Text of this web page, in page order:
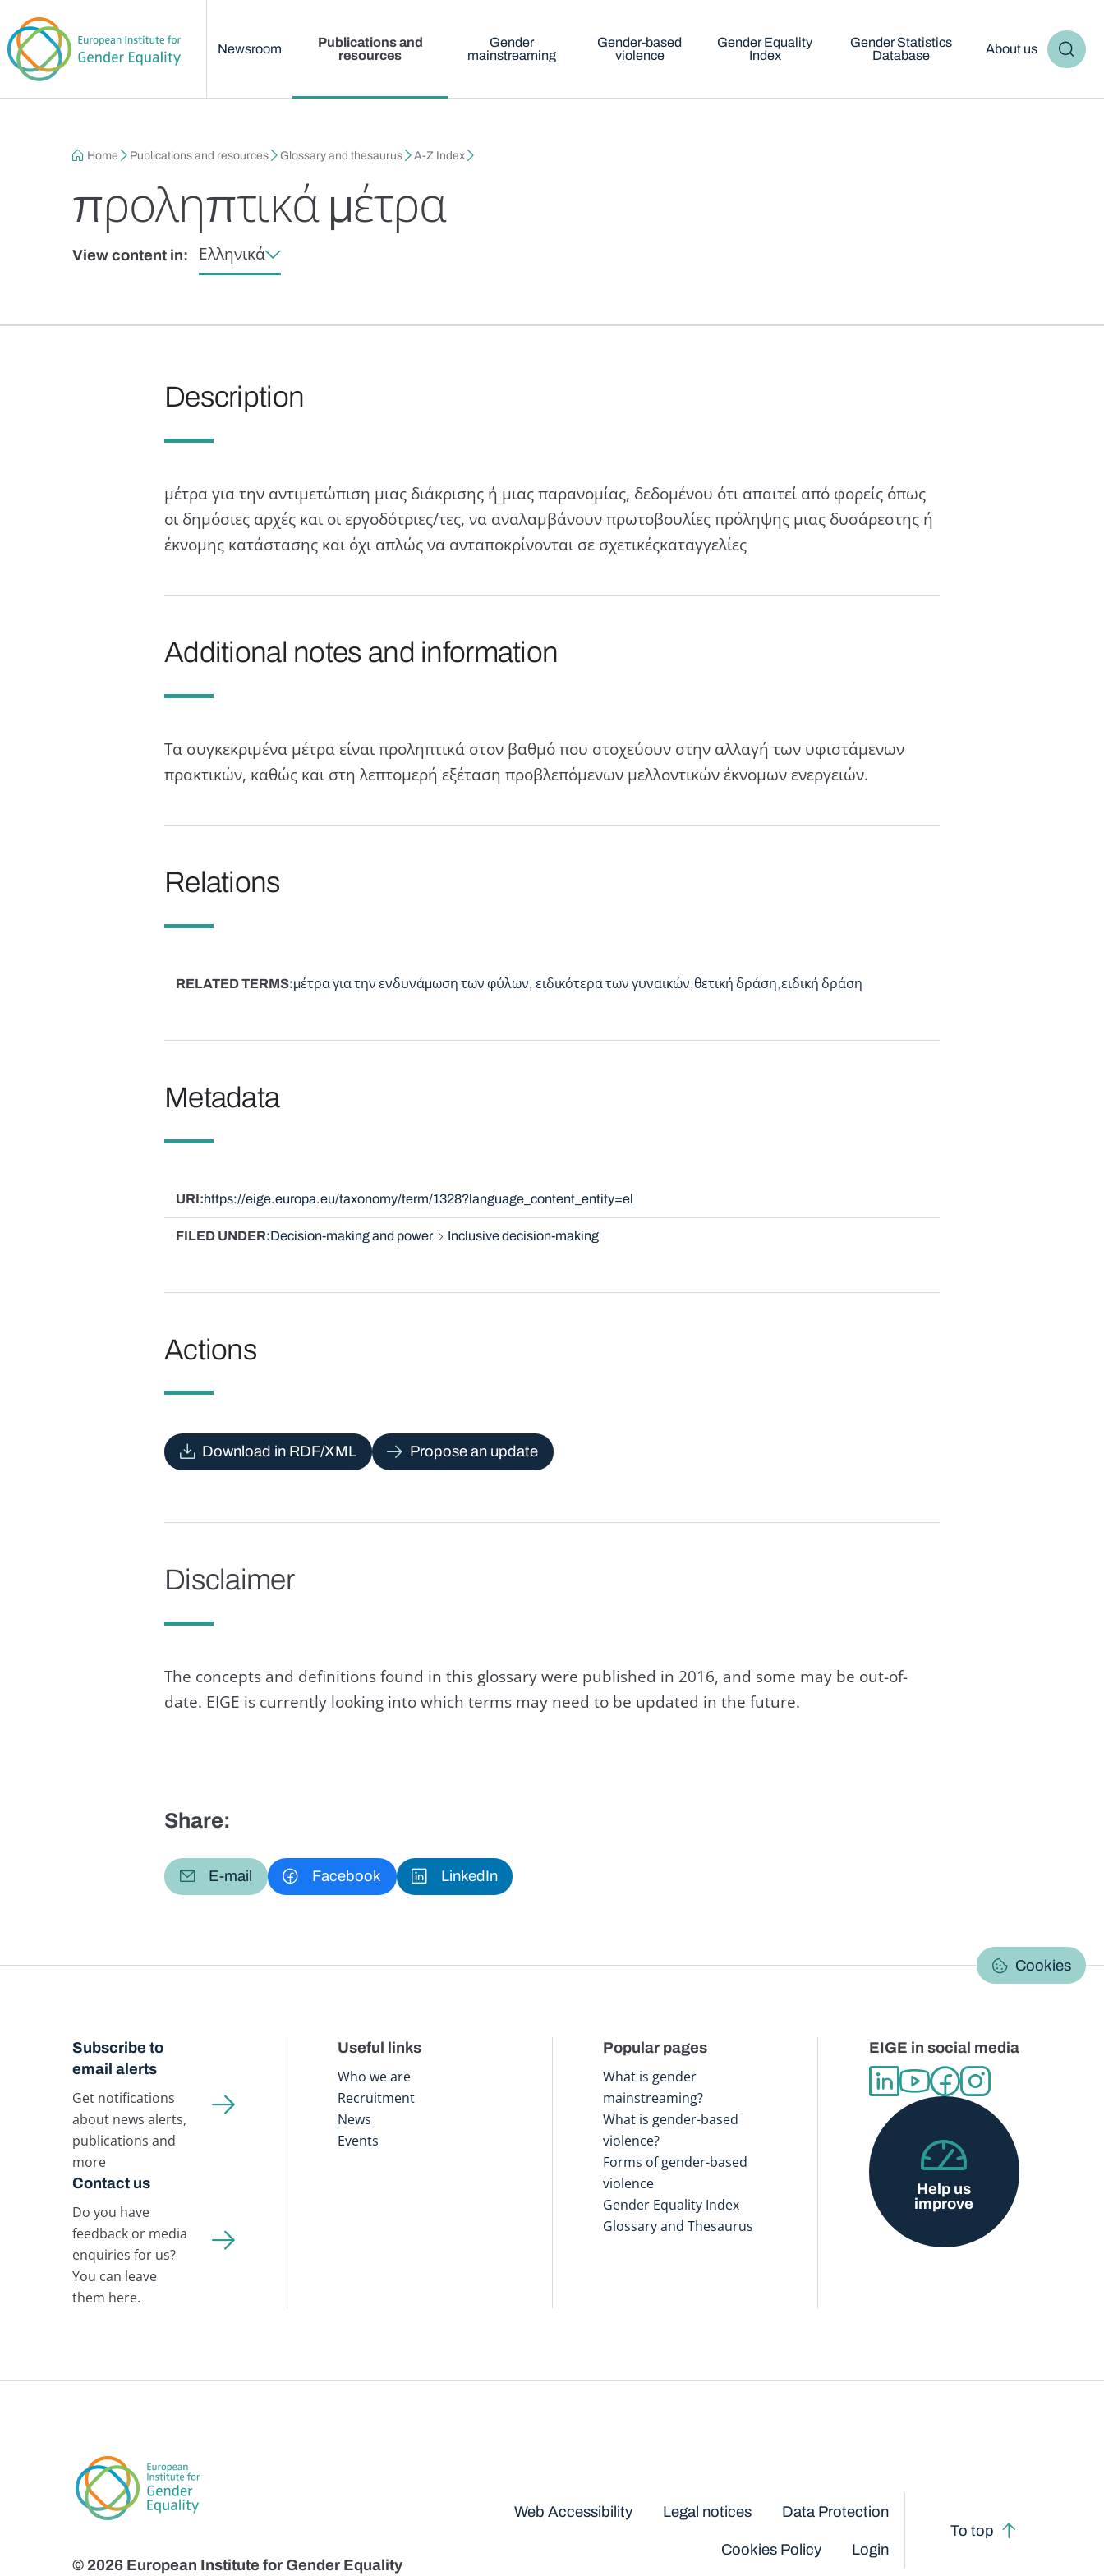
Newsroom
Publications and
resources
Gender
mainstreaming
Gender-based
violence
Gender Equality
Index
Gender Statistics
Database
About us
Breadcrumb
Home Publications and resources Glossary and thesaurus A-Z Index
προληπτικά μέτρα
View content in: Ελληνικά
Description
μέτρα για την αντιμετώπιση μιας διάκρισης ή μιας παρανομίας, δεδομένου ότι απαιτεί από φορείς όπως
οι δημόσιες αρχές και οι εργοδότριες/τες, να αναλαμβάνουν πρωτοβουλίες πρόληψης μιας δυσάρεστης ή
έκνομης κατάστασης και όχι απλώς να ανταποκρίνονται σε σχετικέςκαταγγελίες
Additional notes and information
Τα συγκεκριμένα μέτρα είναι προληπτικά στον βαθμό που στοχεύουν στην αλλαγή των υφιστάμενων
πρακτικών, καθώς και στη λεπτομερή εξέταση προβλεπόμενων μελλοντικών έκνομων ενεργειών.
Relations
RELATED TERMS μέτρα για την ενδυνάμωση των φύλων, ειδικότερα των γυναικών θετική δράση ειδική δράση
Metadata
URI https://eige.europa.eu/taxonomy/term/1328?language_content_entity=el
FILED UNDER Decision-making and power Inclusive decision-making
Actions
Download in RDF/XML Propose an update
Disclaimer
The concepts and definitions found in this glossary were published in 2016, and some may be out-of-
date. EIGE is currently looking into which terms may need to be updated in the future.
Share:
E-mail Facebook LinkedIn
Cookies
Subscribe to
email alerts
Get notifications
about news alerts,
publications and
more
Contact us
Do you have
feedback or media
enquiries for us?
You can leave
them here.
Useful links
Who we are
Recruitment
News
Events
Popular pages
What is gender
mainstreaming?
What is gender-based
violence?
Forms of gender-based
violence
Gender Equality Index
Glossary and Thesaurus
EIGE in social media
Help us
improve
© 2026 European Institute for Gender Equality
Web Accessibility Legal notices Data Protection
Cookies Policy Login
To top